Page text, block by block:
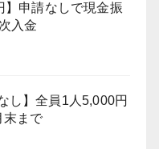
】申請なしで現金振
入金
し】全員1人5,000円
末まで